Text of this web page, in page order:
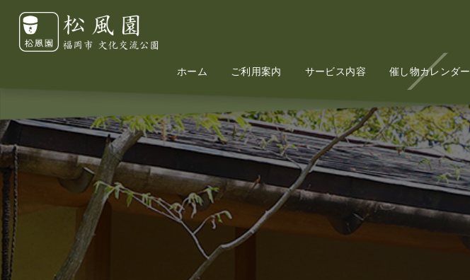
ホーム
Home ご利用案内
Information サービス内容
Service 催し物カレンダー
Event